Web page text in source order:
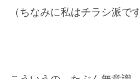
（ちなみに私はチラシ派で